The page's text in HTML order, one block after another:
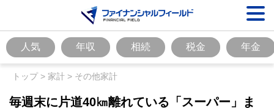
人気 年収 相続 税金 年金
トップ> 家計 > その他家計
毎週末に片道40㎞離れている「スーパー」ま